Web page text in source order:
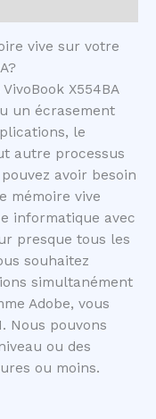
vive sur votre
X554BA
un écrasement
le
autre processus
avoir besoin
mémoire vive
informatique avec
presque tous les
souhaitez
simultanément
Adobe, vous
Nous pouvons
ou des
ou moins.